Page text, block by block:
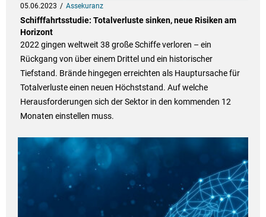
05.06.2023 Assekuranz
Schifffahrtsstudie: Totalverluste sinken, neue Risiken am
Horizont
2022 gingen weltweit 38 große Schiffe verloren – ein
Rückgang von über einem Drittel und ein historischer
Tiefstand. Brände hingegen erreichten als Hauptursache für
Totalverluste einen neuen Höchststand. Auf welche
Herausforderungen sich der Sektor in den kommenden 12
Monaten einstellen muss.